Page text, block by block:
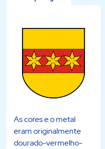
As cores e o metal
eram originalmente
dourado-vermelho-